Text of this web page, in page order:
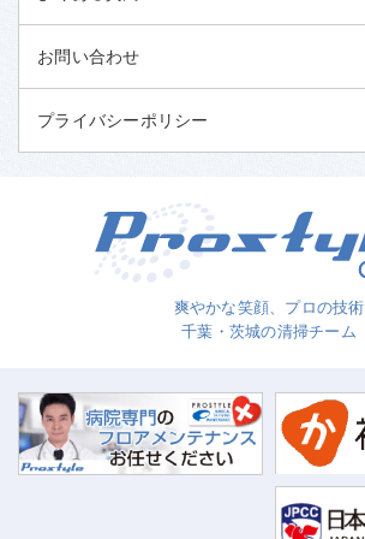
お問い合わせ
プライバシーポリシー
爽やかな笑顔、プロの技術
千葉・茨城の清掃チーム